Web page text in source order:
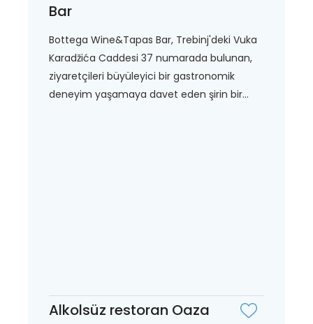
Bar
Bottega Wine&Tapas Bar, Trebinj'deki Vuka
Karadžića Caddesi 37 numarada bulunan,
ziyaretçileri büyüleyici bir gastronomik
deneyim yaşamaya davet eden şirin bir...
Alkolsüz restoran Oaza